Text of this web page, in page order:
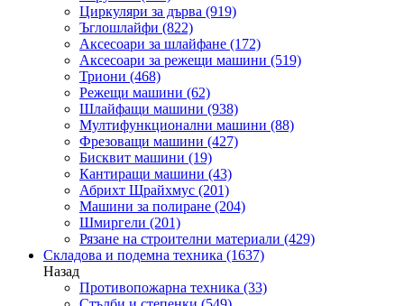
Циркуляри за дърва (919)
Ъглошлайфи (822)
Аксесоари за шлайфане (172)
Аксесоари за режещи машини (519)
Триони (468)
Режещи машини (62)
Шлайфащи машини (938)
Мултифункционални машини (88)
Фрезоващи машини (427)
Бисквит машини (19)
Кантиращи машини (43)
Абрихт Щрайхмус (201)
Машини за полиране (204)
Шмиргели (201)
Рязане на строителни материали (429)
Складова и подемна техника (1637)
Назад
Противопожарна техника (33)